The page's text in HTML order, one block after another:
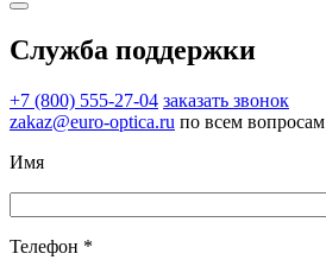
Служба поддержки
+7 (800) 555-27-04 заказать звонок
zakaz@euro-optica.ru по всем вопросам
Имя
Телефон *